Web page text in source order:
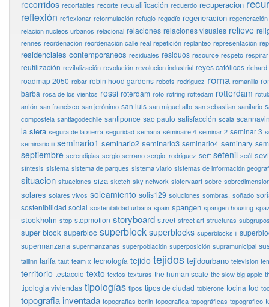
recorridos recortables recorte recualificación recuerdo recuperacion
reflexión reflexionar reformulación refugio regadío regeneracion
relacion nucleos urbanos relacional relaciones relaciones visuales relieve
rennes reordenación reordenación calle real repetición replanteo representación
residenciales contemporaneos residuales residuos resource respeto respirar
reutilización revitalización revolución revolucion industrial reyes católicos
roadmap 2050 robar robin hood gardens robots rodriguez roma romanilla
barba rosa de los vientos rossi roterdam roto rotring rottedam rotterdam
antón san francisco san jerónimo san luis san miguel alto san sebastian sanitario
compostela santiagodechile santiponce sao paulo satisfacción scala
la siera segura de la sierra seguridad semana séminaire 4 seminar 2 seminar 3
seminario iii seminario1 seminario2 seminario3 seminario4 seminary
septiembre serendipias sergio serrano sergio_rodriguez sert setenil seúl
síntesis sistema sistema de parques sistema viario sistemas de información
situacion situaciones siza sketch sky network slotervaart sobre
solares solares vivos soleamiento solis129 soluciones sombras. soñado
sostenibilidad social sostenibilidad urbana spain spangen spangen housing
stockholm stop stopmotion storyboard street street art structuras
super block superbloc superblock superblocks superblocks ii
supermanzana supermanzanas superpoblación superposición supramunicipal
tallinn tarifa taut team x tecnología tejido tejidos tejidourbano television
territorio testaccio texto textos texturas the human scale the slow big apple
tipologia viviendas tipologías tipos tipos de ciudad toblerone tocina tod
topografia inventada topografias berlin topografica topográficas topografico